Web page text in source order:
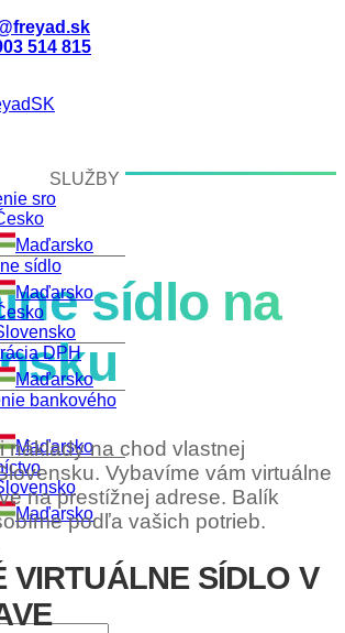
514 815
SLUŽBY
sro
Maďarsko
sídlo
Maďarsko
DPH
Maďarsko
bankového
Maďarsko
Maďarsko
sídlo na
náklady na chod vlastnej
Vybavíme vám virtuálne
na prestížnej adrese. Balík
podľa vašich potrieb.
VIRTUÁLNE SÍDLO V